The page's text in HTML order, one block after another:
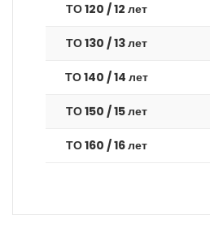
ТО 120 / 12 лет
ТО 130 / 13 лет
ТО 140 / 14 лет
ТО 150 / 15 лет
ТО 160 / 16 лет